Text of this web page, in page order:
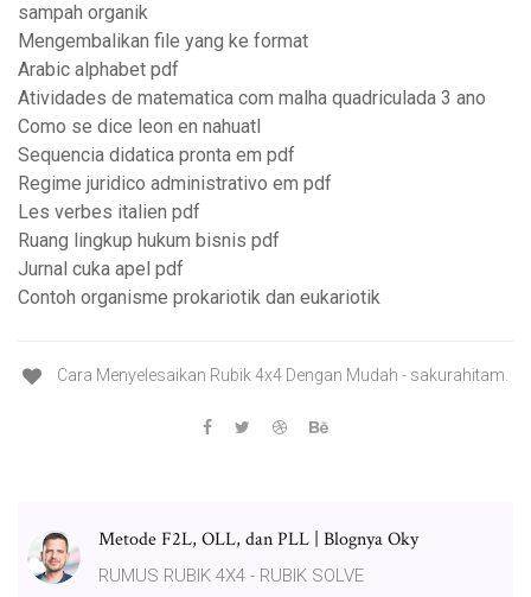
sampah organik
Mengembalikan file yang ke format
Arabic alphabet pdf
Atividades de matematica com malha quadriculada 3 ano
Como se dice leon en nahuatl
Sequencia didatica pronta em pdf
Regime juridico administrativo em pdf
Les verbes italien pdf
Ruang lingkup hukum bisnis pdf
Jurnal cuka apel pdf
Contoh organisme prokariotik dan eukariotik
Cara Menyelesaikan Rubik 4x4 Dengan Mudah - sakurahitam.
Metode F2L, OLL, dan PLL | Blognya Oky
RUMUS RUBIK 4X4 - RUBIK SOLVE